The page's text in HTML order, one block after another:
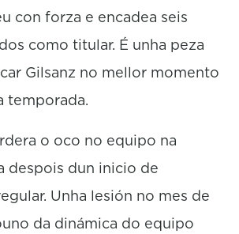
con forza e encadea seis
como titular. É unha peza
Gilsanz no mellor momento
temporada.
o oco no equipo na
despois dun inicio de
Unha lesión no mes de
da dinámica do equipo